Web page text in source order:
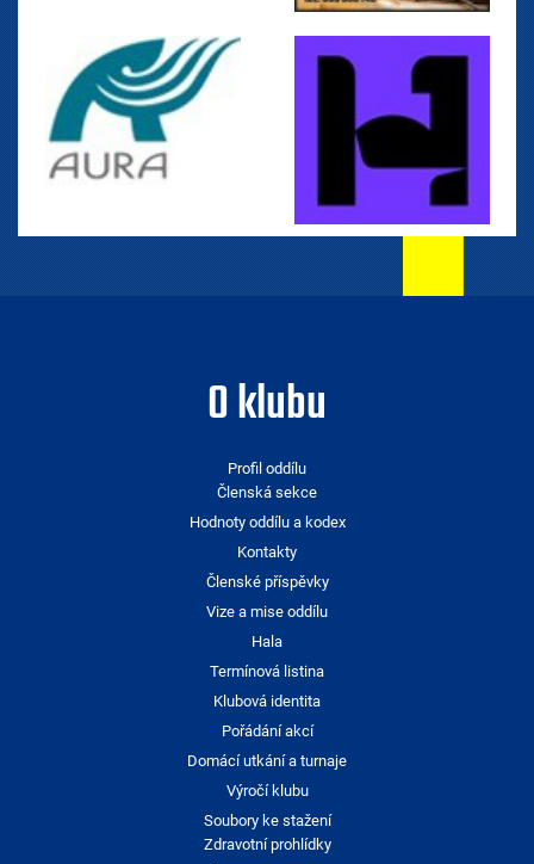
O klubu
Profil oddílu
Členská sekce
Hodnoty oddílu a kodex
Kontakty
Členské příspěvky
Vize a mise oddílu
Hala
Termínová listina
Klubová identita
Pořádání akcí
Domácí utkání a turnaje
Výročí klubu
Soubory ke stažení
Zdravotní prohlídky